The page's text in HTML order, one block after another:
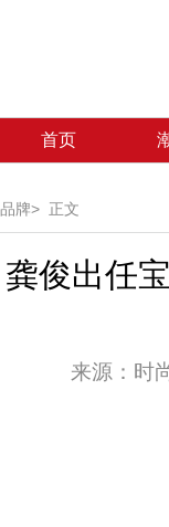
首页
品牌> 正文
龚俊出任
来源：
然